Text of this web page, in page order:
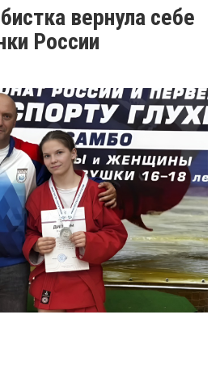
вернула себе
России